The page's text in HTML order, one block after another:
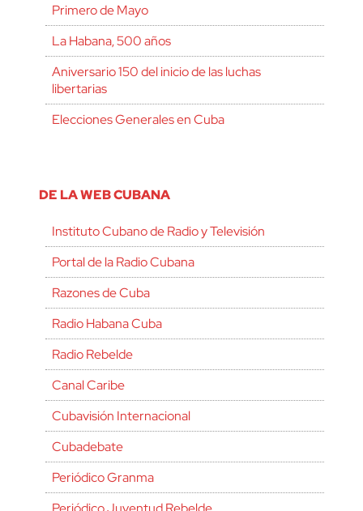
Primero de Mayo
La Habana, 500 años
Aniversario 150 del inicio de las luchas
libertarias
Elecciones Generales en Cuba
DE LA WEB CUBANA
Instituto Cubano de Radio y Televisión
Portal de la Radio Cubana
Razones de Cuba
Radio Habana Cuba
Radio Rebelde
Canal Caribe
Cubavisión Internacional
Cubadebate
Periódico Granma